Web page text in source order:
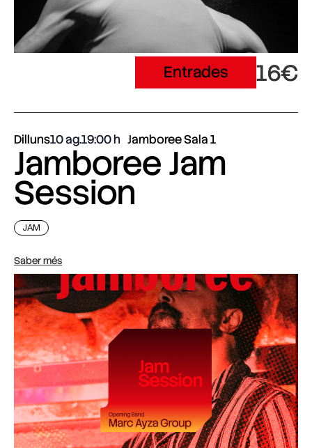
Entrades 16€
Dilluns10 ag.19:00 Jamboree Sala 1
Jamboree Jam
Session
JAM
Saber més